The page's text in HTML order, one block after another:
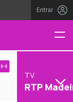
Entrar
TV
RTP